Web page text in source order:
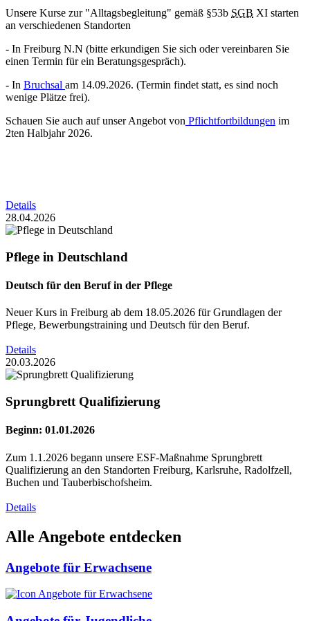
Unsere Kurse zur "Alltagsbegleitung" gemäß §53b SGB XI starten
an verschiedenen Standorten
- In Freiburg N.N (bitte erkundigen Sie sich oder vereinbaren Sie
einen Termin für ein Beratungsgespräch).
- In Bruchsal am 14.09.2026. (Termin findet statt, es sind noch
wenige Plätze frei).
Schauen Sie auch auf unser Angebot von Pflichtfortbildungen im
2ten Halbjahr 2026.
Details
28.04.2026
Pflege in Deutschland
Deutsch für den Beruf in der Pflege
Neuer Kurs in Freiburg ab dem 18.05.2026 für Grundlagen der
Pflege, Bewerbungstraining und Deutsch für den Beruf.
Details
20.03.2026
Sprungbrett Qualifizierung
Beginn: 01.01.2026
Zum 1.1.2026 begann unsere ESF-Maßnahme Sprungbrett
Qualifizierung an den Standorten Freiburg, Karlsruhe, Radolfzell,
Buchen und Tauberbischofsheim.
Details
Alle Angebote entdecken
Angebote für Erwachsene